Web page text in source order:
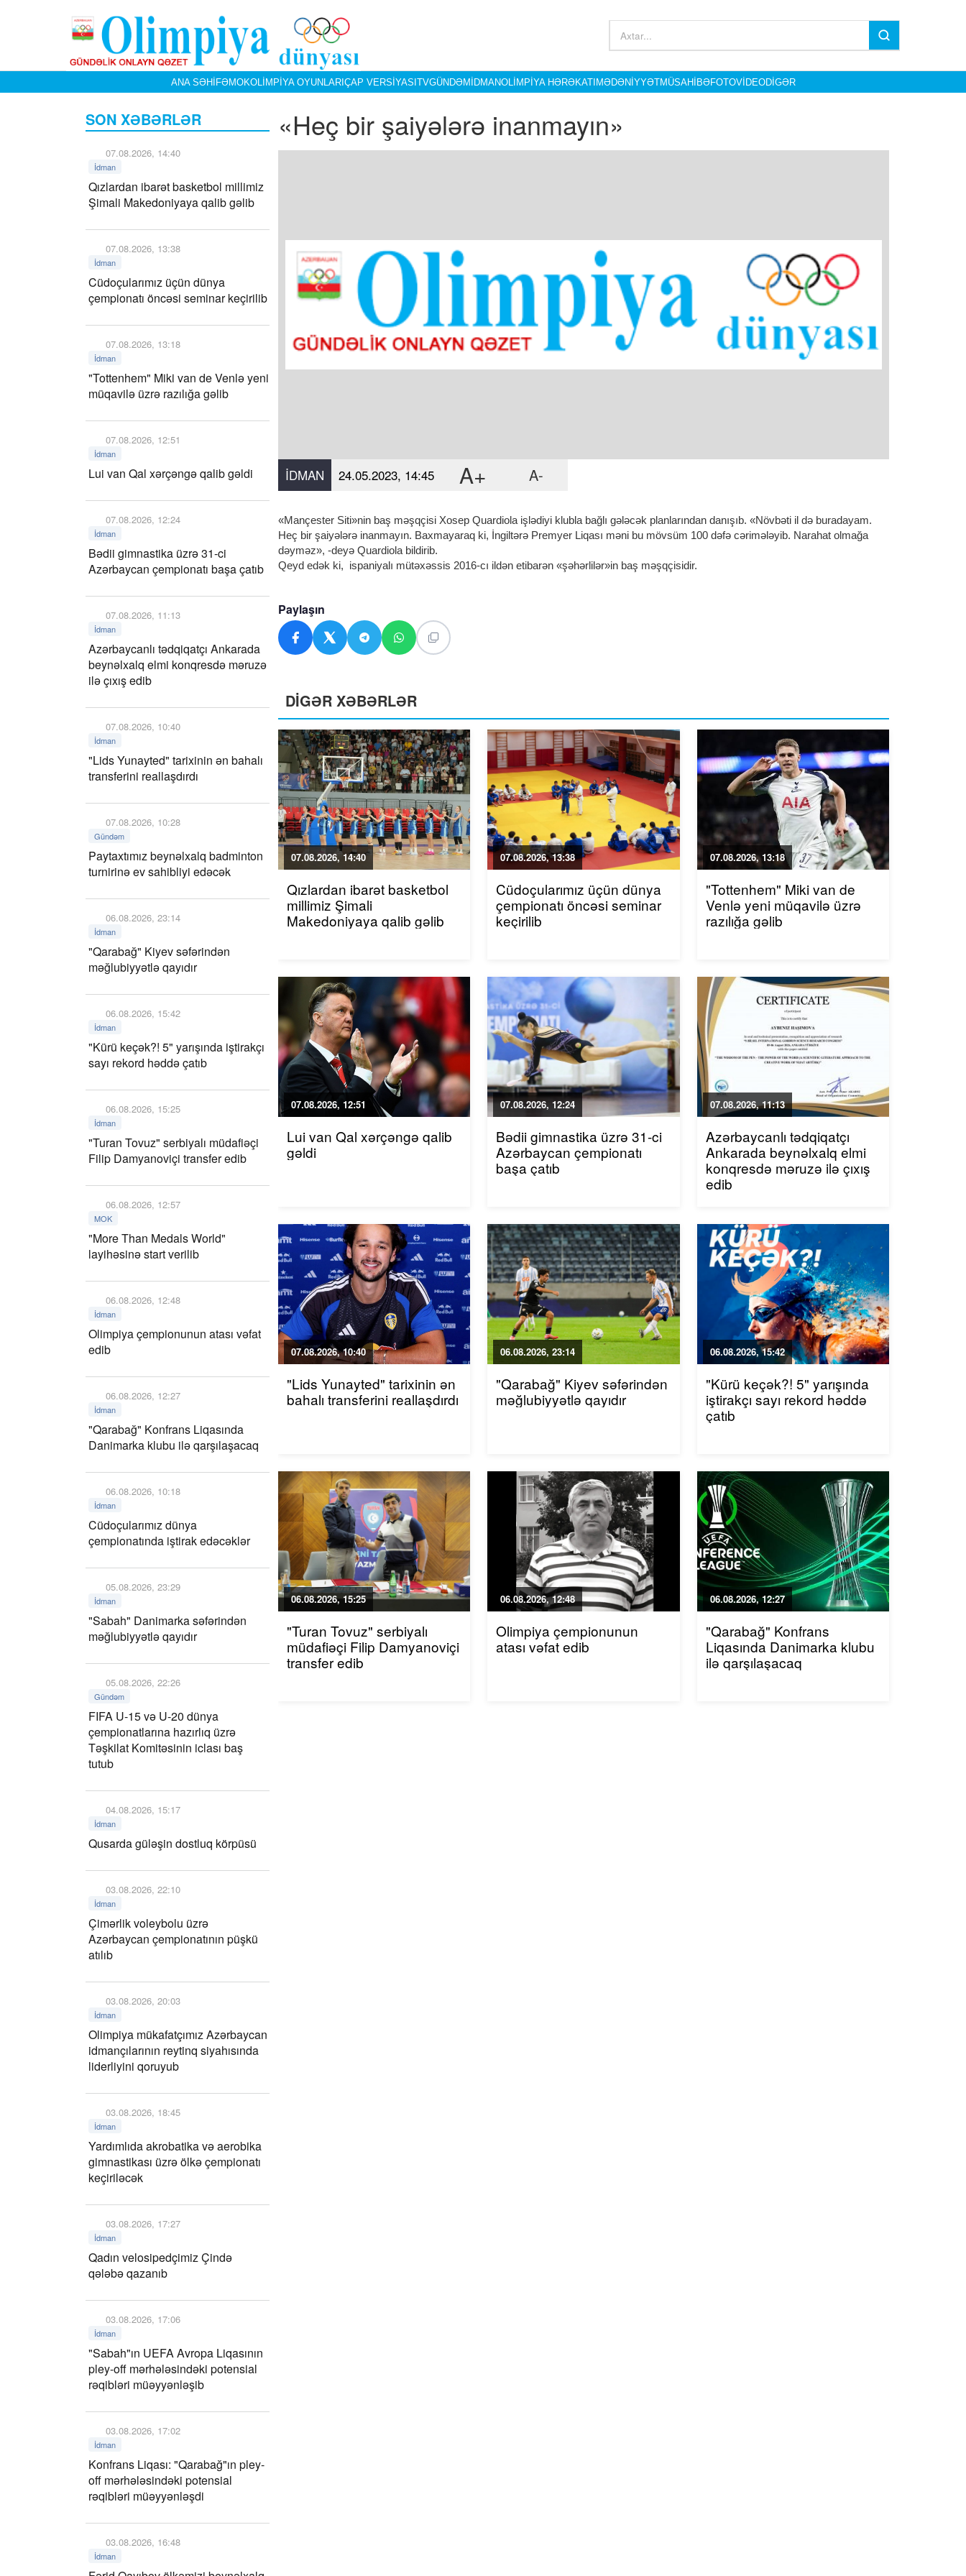
ANA SƏHIFƏMOKOLIMPIYA OYUNLARIÇAP VERSIYASITVGÜNDƏMİDMANOLIMPIYA HƏRƏKATIMƏDƏNIYYƏTMÜSAHIBƏFOTOVIDEODIGƏR
SON XƏBƏRLƏR
07.08.2026, 14:40
İdman
Qızlardan ibarət basketbol millimiz
Şimali Makedoniyaya qalib gəlib
07.08.2026, 13:38
İdman
Cüdoçularımız üçün dünya
çempionatı öncəsi seminar keçirilib
07.08.2026, 13:18
İdman
"Tottenhem" Miki van de Venlə yeni
müqavilə üzrə razılığa gəlib
07.08.2026, 12:51
İdman
Lui van Qal xərçəngə qalib gəldi
07.08.2026, 12:24
İdman
Bədii gimnastika üzrə 31-ci
Azərbaycan çempionatı başa çatıb
07.08.2026, 11:13
İdman
Azərbaycanlı tədqiqatçı Ankarada
beynəlxalq elmi konqresdə məruzə
ilə çıxış edib
07.08.2026, 10:40
İdman
"Lids Yunayted" tarixinin ən bahalı
transferini reallaşdırdı
07.08.2026, 10:28
Gündəm
Paytaxtımız beynəlxalq badminton
turnirinə ev sahibliyi edəcək
06.08.2026, 23:14
İdman
"Qarabağ" Kiyev səfərindən
məğlubiyyətlə qayıdır
06.08.2026, 15:42
İdman
"Kürü keçək?! 5" yarışında iştirakçı
sayı rekord həddə çatıb
06.08.2026, 15:25
İdman
"Turan Tovuz" serbiyalı müdafiəçi
Filip Damyanoviçi transfer edib
06.08.2026, 12:57
MOK
"More Than Medals World"
layihəsinə start verilib
06.08.2026, 12:48
İdman
Olimpiya çempionunun atası vəfat
edib
06.08.2026, 12:27
İdman
"Qarabağ" Konfrans Liqasında
Danimarka klubu ilə qarşılaşacaq
06.08.2026, 10:18
İdman
Cüdoçularımız dünya
çempionatında iştirak edəcəklər
05.08.2026, 23:29
İdman
"Sabah" Danimarka səfərindən
məğlubiyyətlə qayıdır
05.08.2026, 22:26
Gündəm
FIFA U-15 və U-20 dünya
çempionatlarına hazırlıq üzrə
Təşkilat Komitəsinin iclası baş
tutub
04.08.2026, 15:17
İdman
Qusarda güləşin dostluq körpüsü
03.08.2026, 22:10
İdman
Çimərlik voleybolu üzrə
Azərbaycan çempionatının püşkü
atılıb
03.08.2026, 20:03
İdman
Olimpiya mükafatçımız Azərbaycan
idmançılarının reytinq siyahısında
liderliyini qoruyub
03.08.2026, 18:45
İdman
Yardımlıda akrobatika və aerobika
gimnastikası üzrə ölkə çempionatı
keçiriləcək
03.08.2026, 17:27
İdman
Qadın velosipedçimiz Çində
qələbə qazanıb
03.08.2026, 17:06
İdman
"Sabah"ın UEFA Avropa Liqasının
pley-off mərhələsindəki potensial
rəqibləri müəyyənləşib
03.08.2026, 17:02
İdman
Konfrans Liqası: "Qarabağ"ın pley-
off mərhələsindəki potensial
rəqibləri müəyyənləşdi
03.08.2026, 16:48
İdman
«Heç bir şaiyələrə inanmayın» ​
İDMAN 24.05.2023, 14:45 A+ A-
«Mançester Siti»nin baş məşqçisi Xosep Quardiola işlədiyi klubla bağlı gələcək planlarından danışıb. «Növbəti il də buradayam.
Heç bir şaiyələrə inanmayın. Baxmayaraq ki, İngiltərə Premyer Liqası məni bu mövsüm 100 dəfə cərimələyib. Narahat olmağa
dəyməz», -deyə Quardiola bildirib.​
Qeyd edək ki, ​ ispaniyalı mütəxəssis 2016-cı ildən etibarən «şəhərlilər»in baş məşqçisidir. ​ ​
Paylaşın
DİGƏR XƏBƏRLƏR
07.08.2026, 14:40
Qızlardan ibarət basketbol
millimiz Şimali
Makedoniyaya qalib gəlib
07.08.2026, 13:38
Cüdoçularımız üçün dünya
çempionatı öncəsi seminar
keçirilib
07.08.2026, 13:18
"Tottenhem" Miki van de
Venlə yeni müqavilə üzrə
razılığa gəlib
07.08.2026, 12:51
Lui van Qal xərçəngə qalib
gəldi
07.08.2026, 12:24
Bədii gimnastika üzrə 31-ci
Azərbaycan çempionatı
başa çatıb
07.08.2026, 11:13
Azərbaycanlı tədqiqatçı
Ankarada beynəlxalq elmi
konqresdə məruzə ilə çıxış
edib
07.08.2026, 10:40
"Lids Yunayted" tarixinin ən
bahalı transferini reallaşdırdı
06.08.2026, 23:14
"Qarabağ" Kiyev səfərindən
məğlubiyyətlə qayıdır
06.08.2026, 15:42
"Kürü keçək?! 5" yarışında
iştirakçı sayı rekord həddə
çatıb
06.08.2026, 15:25
"Turan Tovuz" serbiyalı
müdafiəçi Filip Damyanoviçi
transfer edib
06.08.2026, 12:48
Olimpiya çempionunun
atası vəfat edib
06.08.2026, 12:27
"Qarabağ" Konfrans
Liqasında Danimarka klubu
ilə qarşılaşacaq